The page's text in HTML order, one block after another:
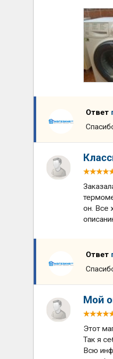
Ответ
он. Все
Ответ
Мой
Этот
Так я
Всю